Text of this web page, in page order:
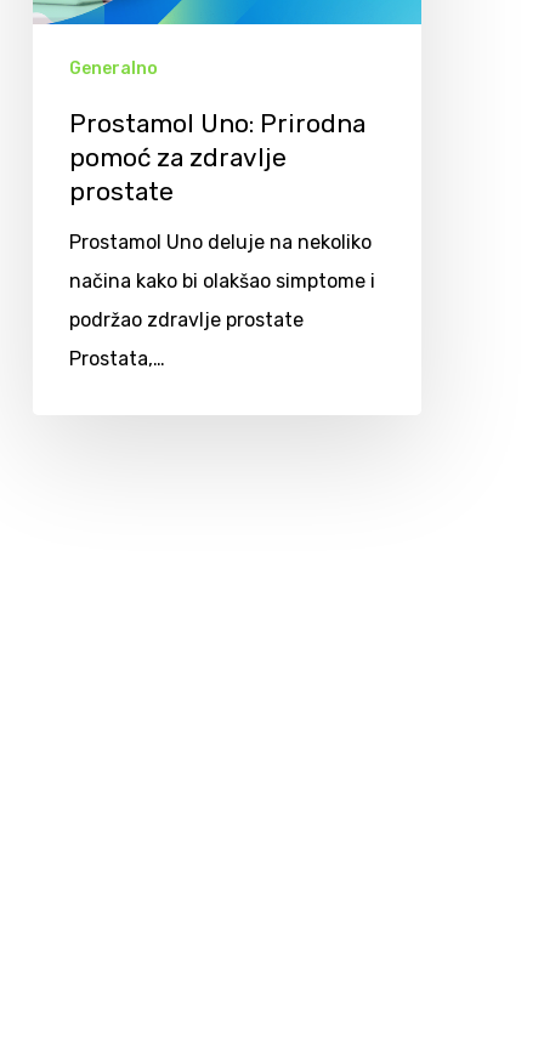
Generalno
Prostamol Uno: Prirodna
pomoć za zdravlje
prostate
Prostamol Uno deluje na nekoliko
načina kako bi olakšao simptome i
podržao zdravlje prostate
Prostata,…